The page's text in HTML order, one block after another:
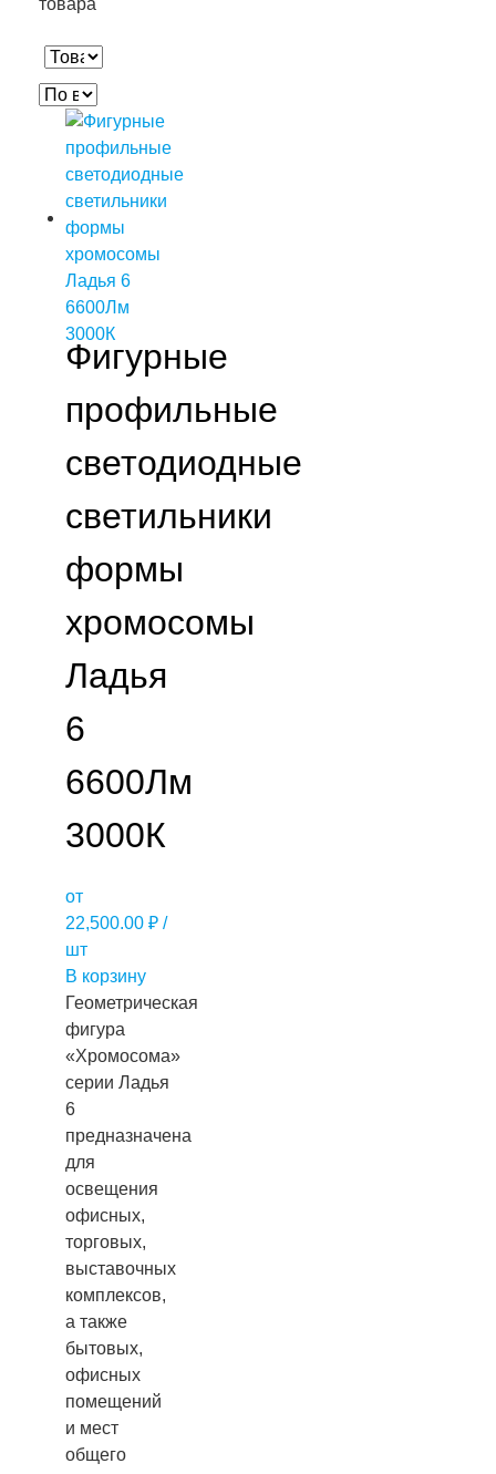
товара
Фигурные
профильные
светодиодные
светильники
формы
хромосомы
Ладья
6
6600Лм
3000К
от
22,500.00 ₽ /
шт
В корзину
Геометрическая
фигура
«Хромосома»
серии Ладья
6
предназначена
для
освещения
офисных,
торговых,
выставочных
комплексов,
а также
бытовых,
офисных
помещений
и мест
общего